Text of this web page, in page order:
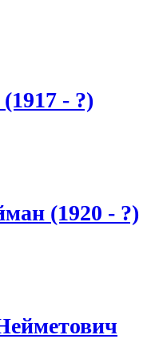
- ?)
(1920 - ?)